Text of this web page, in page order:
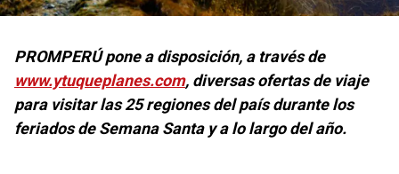
PROMPERÚ pone a disposición, a través de
www.ytuqueplanes.com, diversas ofertas de viaje
para visitar las 25 regiones del país durante los
feriados de Semana Santa y a lo largo del año.